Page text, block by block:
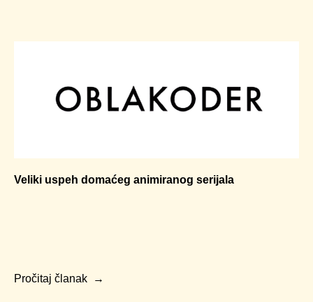
Veliki uspeh domaćeg animiranog serijala
Pročitaj članak